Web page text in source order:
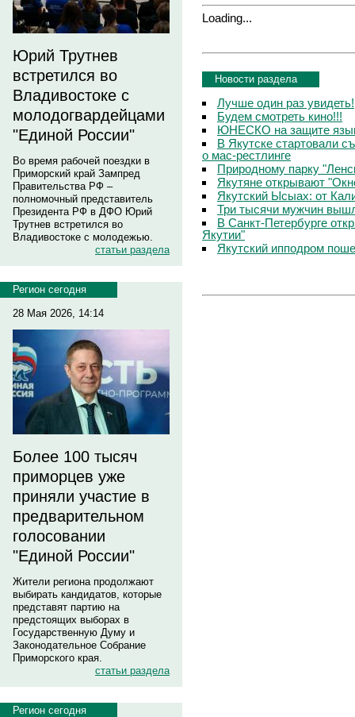
Юрий Трутнев
встретился во
Владивостоке с
молодогвардейцами
"Единой России"
Во время рабочей поездки в
Приморский край Зампред
Правительства РФ –
полномочный представитель
Президента РФ в ДФО Юрий
Трутнев встретился во
Владивостоке с молодежью.
статьи раздела
Регион сегодня
28 Мая 2026, 14:14
Более 100 тысяч
приморцев уже
приняли участие в
предварительном
голосовании
"Единой России"
Жители региона продолжают
выбирать кандидатов, которые
представят партию на
предстоящих выборах в
Государственную Думу и
Законодательное Собрание
Приморского края.
статьи раздела
Регион сегодня
Loading...
Новости раздела
Лучше один раз увидеть!
Будем смотреть кино!!!
ЮНЕСКО на защите
В Якутске стартовали
о мас-рестлинге
Природному парку
Якутяне открывают
Якутский Ысыах: от
Три тысячи мужчин
В Санкт-Петербурге
Якутии"
Якутский ипподром